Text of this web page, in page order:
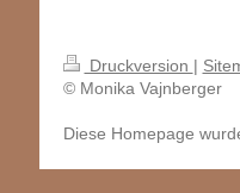
Druckversion |
© Monika Vajnberger
Diese Homepage